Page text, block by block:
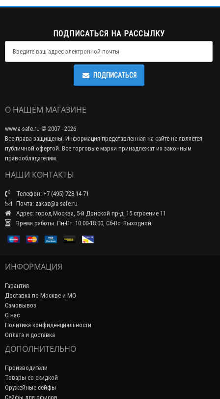
ПОДПИСАТЬСЯ НА РАССЫЛКУ
ПОДПИСАТЬСЯ
О НАШЕМ МАГАЗИНЕ
www.a-safe.ru © 2007 - 2026
Все права защищены. Информация представленная на сайте не является
публичной офертой. Все торговые марки принадлежат их законным
правообладателям.
НАШИ КОНТАКТЫ
Телефон: +7 (495) 728-14-71
Почта: zakaz@a-safe.ru
Адрес: город Москва, 5-й Донской пр-д, 15 строение 11
Время работы: Пн-Пт: 10:00-18:00, Сб-Вс: Выходной
ИНФОРМАЦИЯ
Гарантия
Доставка по Москве и МО
Самовывоз
О нас
Политика конфиденциальности
Оплата и доставка
ДОПОЛНИТЕЛЬНО
Производители
Товары со скидкой
Оружейные сейфы
Сейфы для офисов